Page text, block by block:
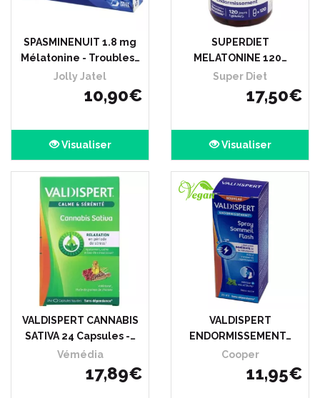
SPASMINENUIT 1.8 mg
Mélatonine - Troubles…
Jolly Jatel
10,90€
Visualiser
SUPERDIET
MELATONINE 120…
Super Diet
17,50€
Visualiser
VALDISPERT CANNABIS
SATIVA 24 Capsules -…
Vémédia
17,89€
VALDISPERT
ENDORMISSEMENT…
Cooper
11,95€